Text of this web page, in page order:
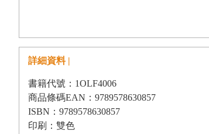
河鐵道/196B巨龍/200B太空城/204B迷宮
■ 錐子
208錐子的種類和用法/209A
滑稽獅子
■鐵鎚
詳細資料 |
書籍代號：1OLF4006
商品條碼EAN：9789578630857
ISBN：9789578630857
印刷：雙色